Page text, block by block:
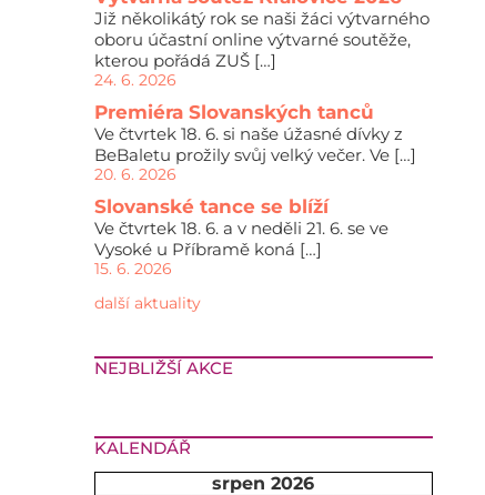
Již několikátý rok se naši žáci výtvarného
oboru účastní online výtvarné soutěže,
kterou pořádá ZUŠ […]
24. 6. 2026
Premiéra Slovanských tanců
Ve čtvrtek 18. 6. si naše úžasné dívky z
BeBaletu prožily svůj velký večer. Ve […]
20. 6. 2026
Slovanské tance se blíží
Ve čtvrtek 18. 6. a v neděli 21. 6. se ve
Vysoké u Příbramě koná […]
15. 6. 2026
další aktuality
NEJBLIŽŠÍ AKCE
KALENDÁŘ
srpen 2026